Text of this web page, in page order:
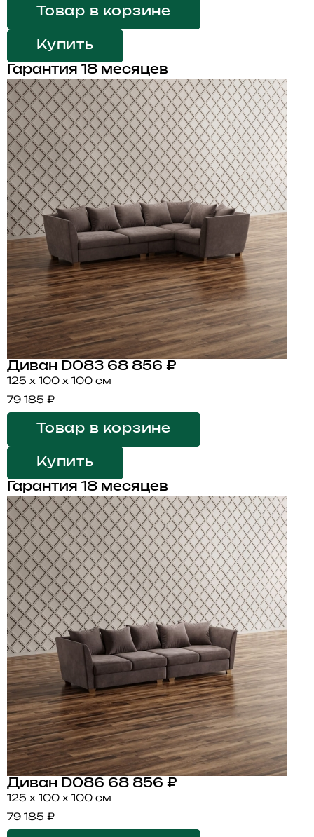
Товар в корзине
Купить
Гарантия 18 месяцев
Диван D083 68 856 ₽
125 x 100 x 100 см
79 185 ₽
Товар в корзине
Купить
Гарантия 18 месяцев
Диван D086 68 856 ₽
125 x 100 x 100 см
79 185 ₽